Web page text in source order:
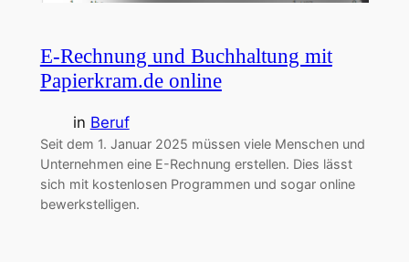
E-Rechnung und Buchhaltung mit
Papierkram.de online
in Beruf
Seit dem 1. Januar 2025 müssen viele Menschen und
Unternehmen eine E-Rechnung erstellen. Dies lässt
sich mit kostenlosen Programmen und sogar online
bewerkstelligen.